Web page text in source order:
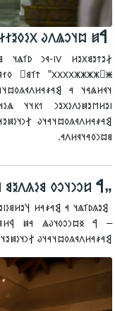
𐳿𐲿𐳾𐳾𐳾𐳾𐳼𐳼𐳼𐳻𐳺𐳺𐳺
𐲙𐳉𐳘𐳯𐳉𐳦𐳐 𐲘𐳫𐳯𐳉𐳪𐳘𐳂𐳀𐳙.
𐲒𐳁𐳙𐳛𐳤
𐲇𐳢. 𐲚𐳁𐳢𐳐 𐲍𐳁𐳂𐳛𐳢,
𐳘𐳀𐳢𐳀𐳇𐳙𐳀𐳓
𐳀𐳯 „𐲀𐳦𐳦𐳐𐳖𐳀
𐲀𐳯 𐳉𐳤𐳉𐳘𐳋𐳚
𐳮𐳀𐳖𐳜𐳤𐳪𐳖𐳦